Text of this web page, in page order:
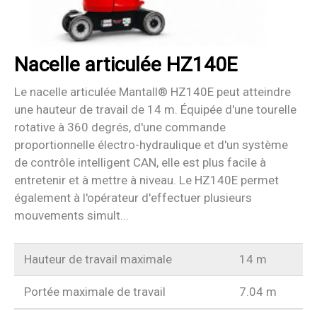
Nacelle articulée HZ140E
Le nacelle articulée Mantall® HZ140E peut atteindre
une hauteur de travail de 14 m. Équipée d'une tourelle
rotative à 360 degrés, d'une commande
proportionnelle électro-hydraulique et d'un système
de contrôle intelligent CAN, elle est plus facile à
entretenir et à mettre à niveau. Le HZ140E permet
également à l'opérateur d'effectuer plusieurs
mouvements simult...
Hauteur de travail maximale 14 m
Portée maximale de travail 7.04 m